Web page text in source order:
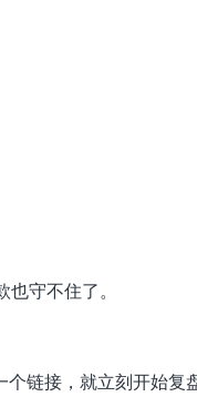
守不住了。
链接，就立刻开始复